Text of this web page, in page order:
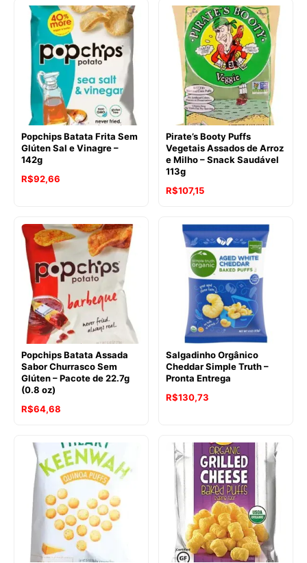
Popchips Batata Frita Sem
Glúten Sal e Vinagre –
142g
O
era:
R$103,64.
R$92,66
é:
R$92,66.
Pirate’s Booty Puffs
Vegetais Assados de Arroz
e Milho – Snack Saudável
113g
R$107,15
Popchips Batata Assada
Sabor Churrasco Sem
Glúten – Pacote de 22.7g
(0.8 oz)
O
original
era:
R$77,96.
R$64,68
atual
é:
R$64,68.
Salgadinho Orgânico
Cheddar Simple Truth –
Pronta Entrega
R$130,73